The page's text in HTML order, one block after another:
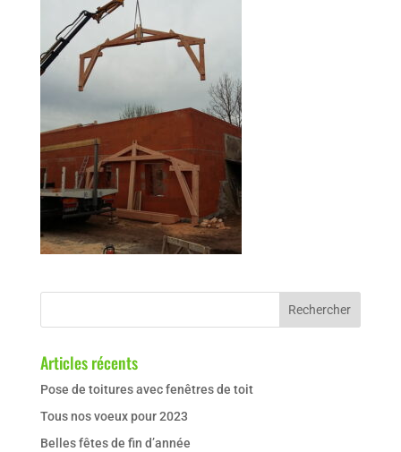
Articles récents
Pose de toitures avec fenêtres de toit
Tous nos voeux pour 2023
Belles fêtes de fin d’année